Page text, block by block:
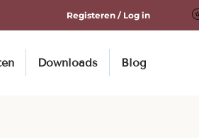
Registeren / Log in
Downloads Blog